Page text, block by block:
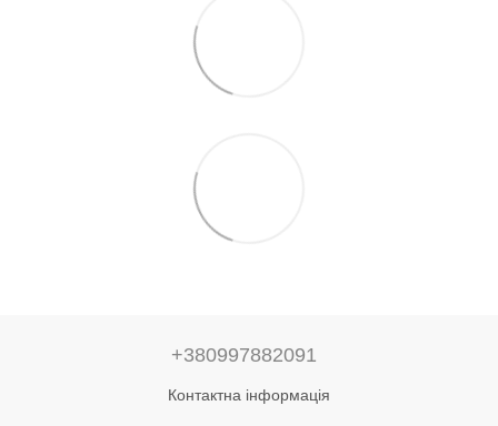
+380997882091
Контактна інформація